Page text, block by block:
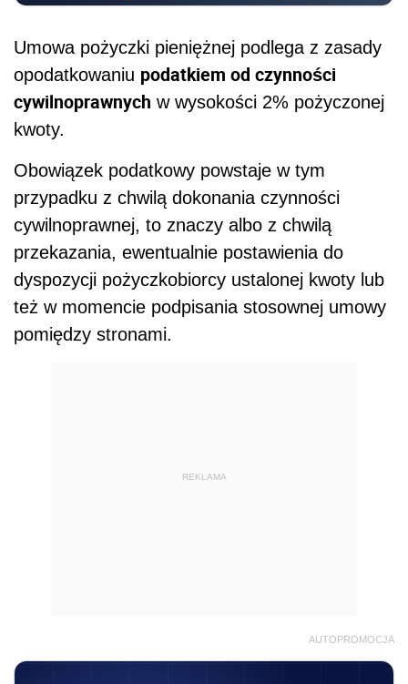
Umowa pożyczki pieniężnej podlega z zasady
opodatkowaniu podatkiem od czynności
cywilnoprawnych w wysokości 2% pożyczonej
kwoty.
Obowiązek podatkowy powstaje w tym
przypadku z chwilą dokonania czynności
cywilnoprawnej, to znaczy albo z chwilą
przekazania, ewentualnie postawienia do
dyspozycji pożyczkobiorcy ustalonej kwoty lub
też w momencie podpisania stosownej umowy
pomiędzy stronami.
REKLAMA
AUTOPROMOCJA